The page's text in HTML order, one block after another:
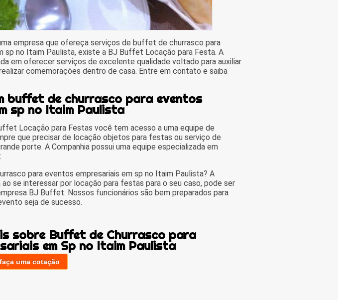
empresa que ofereça serviços de buffet de churrasco para
sp no Itaim Paulista, existe a BJ Buffet Locação para Festa. A
em oferecer serviços de excelente qualidade voltado para auxiliar
comemorações dentro de casa. Entre em contato e saiba
buffet de churrasco para eventos
sp no Itaim Paulista
Locação para Festas você tem acesso a uma equipe de
que precisar de locação objetos para festas ou serviço de
porte. A Companhia possui uma equipe especializada em
para eventos empresariais em sp no Itaim Paulista? A
se interessar por locação para festas para o seu caso, pode ser
BJ Buffet. Nossos funcionários são bem preparados para
seja de sucesso.
sobre Buffet de Churrasco para
em Sp no Itaim Paulista
uma cotação